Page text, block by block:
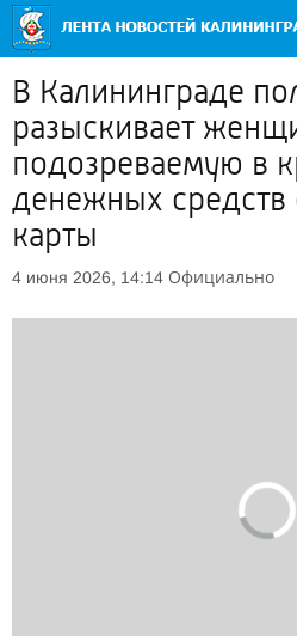
В Калининграде
разыскивает
подозреваемую в
денежных средств
карты
4 июня 2026, 14:14 Официально